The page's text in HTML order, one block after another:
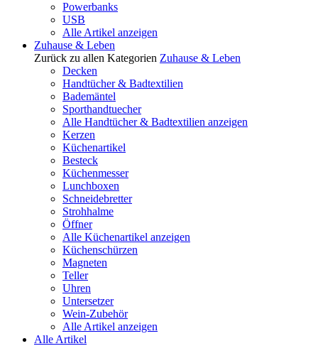
Powerbanks
USB
Alle Artikel anzeigen
Zuhause & Leben
Zurück zu allen Kategorien Zuhause & Leben
Decken
Handtücher & Badtextilien
Bademäntel
Sporthandtuecher
Alle Handtücher & Badtextilien anzeigen
Kerzen
Küchenartikel
Besteck
Küchenmesser
Lunchboxen
Schneidebretter
Strohhalme
Öffner
Alle Küchenartikel anzeigen
Küchenschürzen
Magneten
Teller
Uhren
Untersetzer
Wein-Zubehör
Alle Artikel anzeigen
Alle Artikel